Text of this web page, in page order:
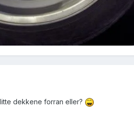
dekkene forran eller?